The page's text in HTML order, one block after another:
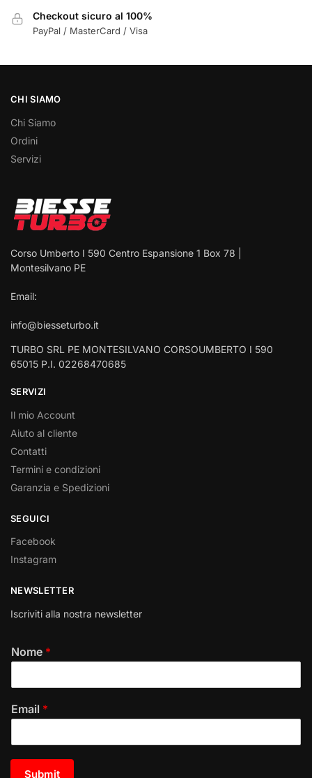
Checkout sicuro al 100%
PayPal / MasterCard / Visa
CHI SIAMO
Chi Siamo
Ordini
Servizi
Corso Umberto I 590 Centro Espansione 1 Box 78 |
Montesilvano PE
Email:
info@biesseturbo.it
TURBO SRL PE MONTESILVANO CORSOUMBERTO I 590
65015 P.I. 02268470685
SERVIZI
Il mio Account
Aiuto al cliente
Contatti
Termini e condizioni
Garanzia e Spedizioni
SEGUICI
Facebook
Instagram
NEWSLETTER
Iscriviti alla nostra newsletter
Nome *
Email *
Submit